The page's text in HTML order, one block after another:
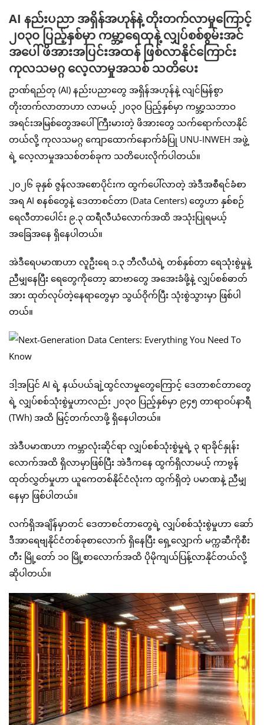
AI နည်းပညာ အရှိန်အဟုန်နဲ့ တိုးတက်လာမှုကြောင့်
၂၀၃၀ ပြည့်နှစ်မှာ ကမ္ဘာ့ရေထုနဲ့ လျှပ်စစ်စွမ်းအင်
အပေါ် ဖိအားအပြင်းအထန် ဖြစ်လာနိုင်ကြောင်း
ကုလသမဂ္ဂ လေ့လာမှုအသစ် သတိပေး
ဥာဏ်ရည်တု (AI) နည်းပညာတွေ အရှိန်အဟုန်နဲ့ လျင်မြန်စွာ
တိုးတက်လာတာဟာ လာမယ့် ၂၀၃၀ ပြည့်နှစ်မှာ ကမ္ဘာ့သဘာဝ
အရင်းအမြစ်တွေအပေါ် ကြီးမားတဲ့ ဖိအားတွေ သက်ရောက်လာနိုင်
တယ်လို့ ကုလသမဂ္ဂ ကျောထောက်နောက်ခံပြု UNU-INWEH အဖွဲ့
ရဲ့ လေ့လာမှုအသစ်တစ်ခုက သတိပေးလိုက်ပါတယ်။
၂၀၂၆ ခုနှစ် ဇွန်လအစောပိုင်းက ထွက်ပေါ်လာတဲ့ အဲဒီအစီရင်ခံစာ
အရ AI စနစ်တွေနဲ့ ဒေတာစင်တာ (Data Centers) တွေဟာ နှစ်စဉ်
ရေလီတာပေါင်း ၉.၃ ထရီလီယံလောက်အထိ အသုံးပြုရမယ့်
အခြေအနေ ရှိနေပါတယ်။
အဲဒီရေပမာဏဟာ လူဦးရေ ၁.၃ ဘီလီယံရဲ့ တစ်နှစ်တာ ရေသုံးစွဲမှုနဲ့
ညီမျှနေပြီး ရေတွေကိုတော့ ဆာဗာတွေ အအေးခံဖို့နဲ့ လျှပ်စစ်ဓာတ်
အား ထုတ်လုပ်တဲ့နေရာတွေမှာ သွယ်ဝိုက်ပြီး သုံးစွဲသွားမှာ ဖြစ်ပါ
တယ်။
ဒါ့အပြင် AI ရဲ့ နယ်ပယ်ချဲ့ထွင်လာမှုတွေကြောင့် ဒေတာစင်တာတွေ
ရဲ့ လျှပ်စစ်သုံးစွဲမှုဟာလည်း ၂၀၃၀ ပြည့်နှစ်မှာ ၉၄၅ တာရာဝပ်နာရီ
(TWh) အထိ မြင့်တက်လာဖို့ ရှိနေပါတယ်။
အဲဒီပမာဏဟာ ကမ္ဘာလုံးဆိုင်ရာ လျှပ်စစ်သုံးစွဲမှုရဲ့ ၃ ရာခိုင်နှုန်း
လောက်အထိ ရှိလာမှာဖြစ်ပြီး အဲဒီကနေ ထွက်ရှိလာမယ့် ကာဗွန်
ထုတ်လွှတ်မှုဟာ ယူကေတစ်နိုင်ငံလုံးက ထွက်ရှိတဲ့ ပမာဏနဲ့ ညီမျှ
နေမှာ ဖြစ်ပါတယ်။
လက်ရှိအချိန်မှာတင် ဒေတာစင်တာတွေရဲ့ လျှပ်စစ်သုံးစွဲမှုဟာ ဆော်
ဒီအာရေဗျနိုင်ငံတစ်ခုစာလောက် ရှိနေပြီး ရှေ့လျှောက် မက္ကဆီကိုစီး
တီး မြို့တော် ၁၀ မြို့စာလောက်အထိ ပိုမိုကျယ်ပြန့်လာနိုင်တယ်လို့
ဆိုပါတယ်။